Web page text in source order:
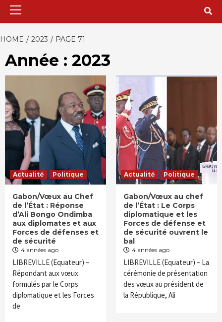
HOME 2023 PAGE 71
Année : 2023
Actualité Politique
Gabon/Vœux au Chef
de l’État : Réponse
d’Ali Bongo Ondimba
aux diplomates et aux
Forces de défenses et
de sécurité
4 années ago
LIBREVILLE (Equateur) –
Répondant aux vœux
formulés par le Corps
diplomatique et les Forces
de
Actualité Politique
Gabon/Vœux au chef
de l’État : Le Corps
diplomatique et les
Forces de défense et
de sécurité ouvrent le
bal
4 années ago
LIBREVILLE (Equateur) – La
cérémonie de présentation
des vœux au président de
la République, Ali